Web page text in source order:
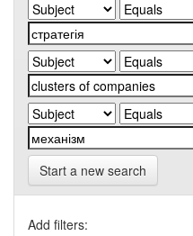
Start a new search
Add filters: